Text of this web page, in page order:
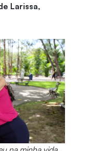
Larissa,